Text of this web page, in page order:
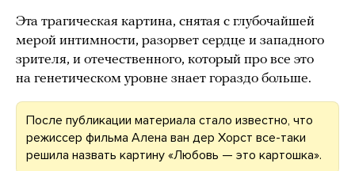
Эта трагическая картина, снятая с глубочайшей
мерой интимности, разорвет сердце и западного
зрителя, и отечественного, который про все это
на генетическом уровне знает гораздо больше.
После публикации материала стало известно, что
режиссер фильма Алена ван дер Хорст все-таки
решила назвать картину «Любовь — это картошка».